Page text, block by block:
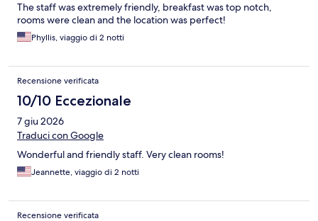
The staff was extremely friendly, breakfast was top notch,
rooms were clean and the location was perfect!
Phyllis, viaggio di 2 notti
Recensione verificata
10/10 Eccezionale
7 giu 2026
Traduci con Google
Wonderful and friendly staff. Very clean rooms!
Jeannette, viaggio di 2 notti
Recensione verificata